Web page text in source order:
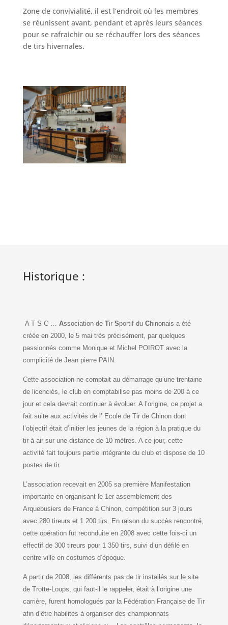
Zone de convivialité, il est l’endroit où les membres
se réunissent avant, pendant et après leurs séances
pour se rafraichir ou se réchauffer lors des séances
de tirs hivernales.
Historique :
A T S C … Association de Tir Sportif du Chinonais a été
créée en 2000, le 5 mai très précisément, par quelques
passionnés comme Monique et Michel POIROT avec la
complicité de Jean pierre PAIN.
Cette association ne comptait au démarrage qu’une trentaine
de licenciés, le club en comptabilise pas moins de 200 à ce
jour et cela devrait continuer à évoluer. A l’origine, ce projet a
fait suite aux activités de l’ Ecole de Tir de Chinon dont
l’objectif était d’initier les jeunes de la région à la pratique du
tir à air sur une distance de 10 mètres. A ce jour, cette
activité fait toujours partie intégrante du club et dispose de 10
postes de tir.
L’association recevait en 2005 sa première Manifestation
importante en organisant le 1er assemblement des
Arquebusiers de France à Chinon, compétition sur 3 jours
avec 280 tireurs et 1 200 tirs. En raison du succès rencontré,
cette opération fut reconduite en 2008 avec cette fois-ci un
effectif de 300 tireurs pour 1 350 tirs, suivi d’un défilé en
centre ville en costumes d’époque.
A partir de 2008, les différents pas de tir installés sur le site
de Trotte-Loups, qui faut-il le rappeler, était à l’origine une
carrière, furent homologués par la Fédération Française de Tir
afin d’être habilités à organiser des championnats